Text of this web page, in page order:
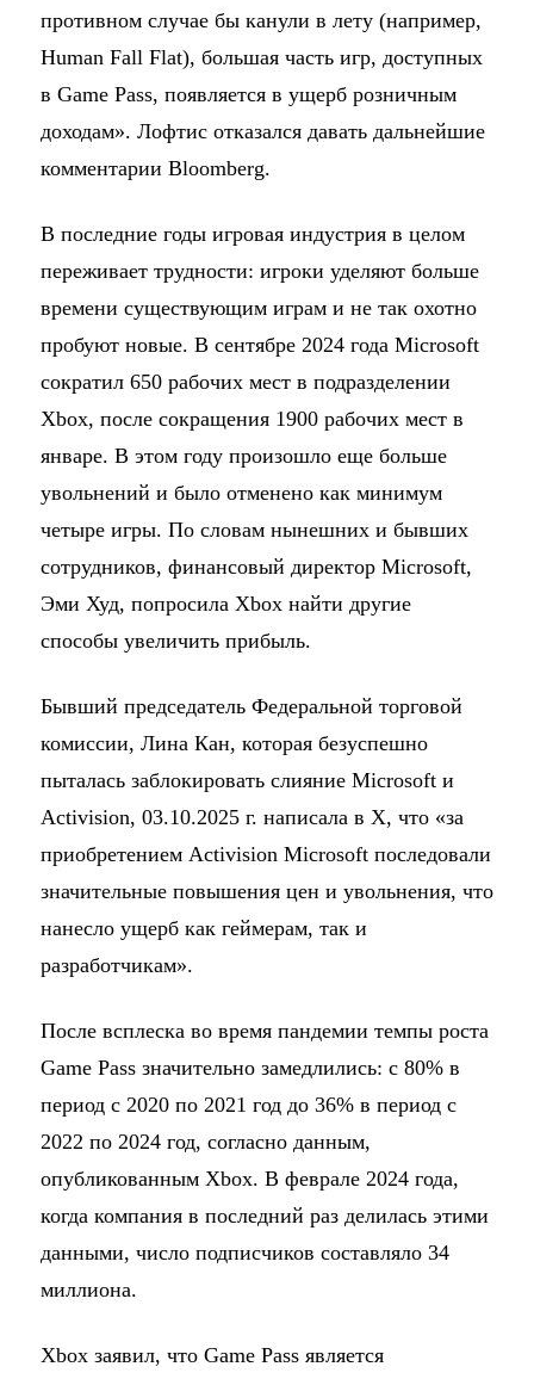
противном случае бы канули в лету (например,
Human Fall Flat), большая часть игр, доступных
в Game Pass, появляется в ущерб розничным
доходам». Лофтис отказался давать дальнейшие
комментарии Bloomberg.
В последние годы игровая индустрия в целом
переживает трудности: игроки уделяют больше
времени существующим играм и не так охотно
пробуют новые. В сентябре 2024 года Microsoft
сократил 650 рабочих мест в подразделении
Xbox, после сокращения 1900 рабочих мест в
январе. В этом году произошло еще больше
увольнений и было отменено как минимум
четыре игры. По словам нынешних и бывших
сотрудников, финансовый директор Microsoft,
Эми Худ, попросила Xbox найти другие
способы увеличить прибыль.
Бывший председатель Федеральной торговой
комиссии, Лина Кан, которая безуспешно
пыталась заблокировать слияние Microsoft и
Activision, 03.10.2025 г. написала в X, что «за
приобретением Activision Microsoft последовали
значительные повышения цен и увольнения, что
нанесло ущерб как геймерам, так и
разработчикам».
После всплеска во время пандемии темпы роста
Game Pass значительно замедлились: с 80% в
период с 2020 по 2021 год до 36% в период с
2022 по 2024 год, согласно данным,
опубликованным Xbox. В феврале 2024 года,
когда компания в последний раз делилась этими
данными, число подписчиков составляло 34
миллиона.
Xbox заявил, что Game Pass является